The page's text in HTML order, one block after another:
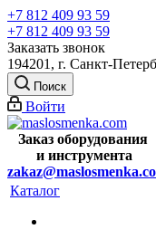
+7 812 409 93 59
+7 812 409 93 59
Заказать звонок
194201, г. Санкт-
Поиск
Войти
Заказ оборудования
и инструмента
Каталог